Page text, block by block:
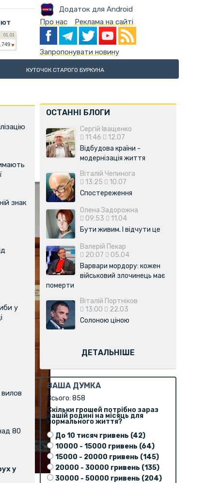
Додаток для Android
Про нас Реклама на сайті
Запропонувати новину
КУТОЧОК СТАРОГО БУРКУНА
знак
у
80
у
ОСТАННІ БЛОГИ
Сергій Іващенко
11:46
12.07
Відбудова країни -
модернізація життя
Віталій Чепинога
13:25
10.07
Спостереження
Олена Задорожна
09:53
11.04
Бути живим. І відчути це
Валерій Пекар
20:07
05.04
Варвари мордору: кожен
військовий злочинець має
померти
Віталій Портніков
13:00
22.03
Солоною ціною
ДЕТАЛЬНІШЕ
ВАША ДУМКА
Всього: 858
Скільки грошей потрібно зараз
вашій родині на місяць для
нормального життя?
До 10 тисяч гривень (42)
10000 - 15000 гривень (64)
15000 - 20000 гривень (145)
20000 - 30000 гривень (135)
30000 - 50000 гривень (204)